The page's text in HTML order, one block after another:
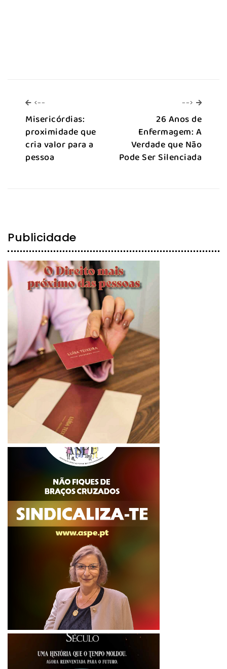
<--
Misericórdias:
proximidade que
cria valor para a
pessoa
--> -->
26 Anos de
Enfermagem: A
Verdade que Não
Pode Ser Silenciada
Publicidade